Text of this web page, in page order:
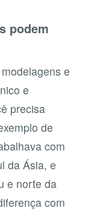
podem
e
e
precisa
de
com
da Ásia, e
e norte da
com